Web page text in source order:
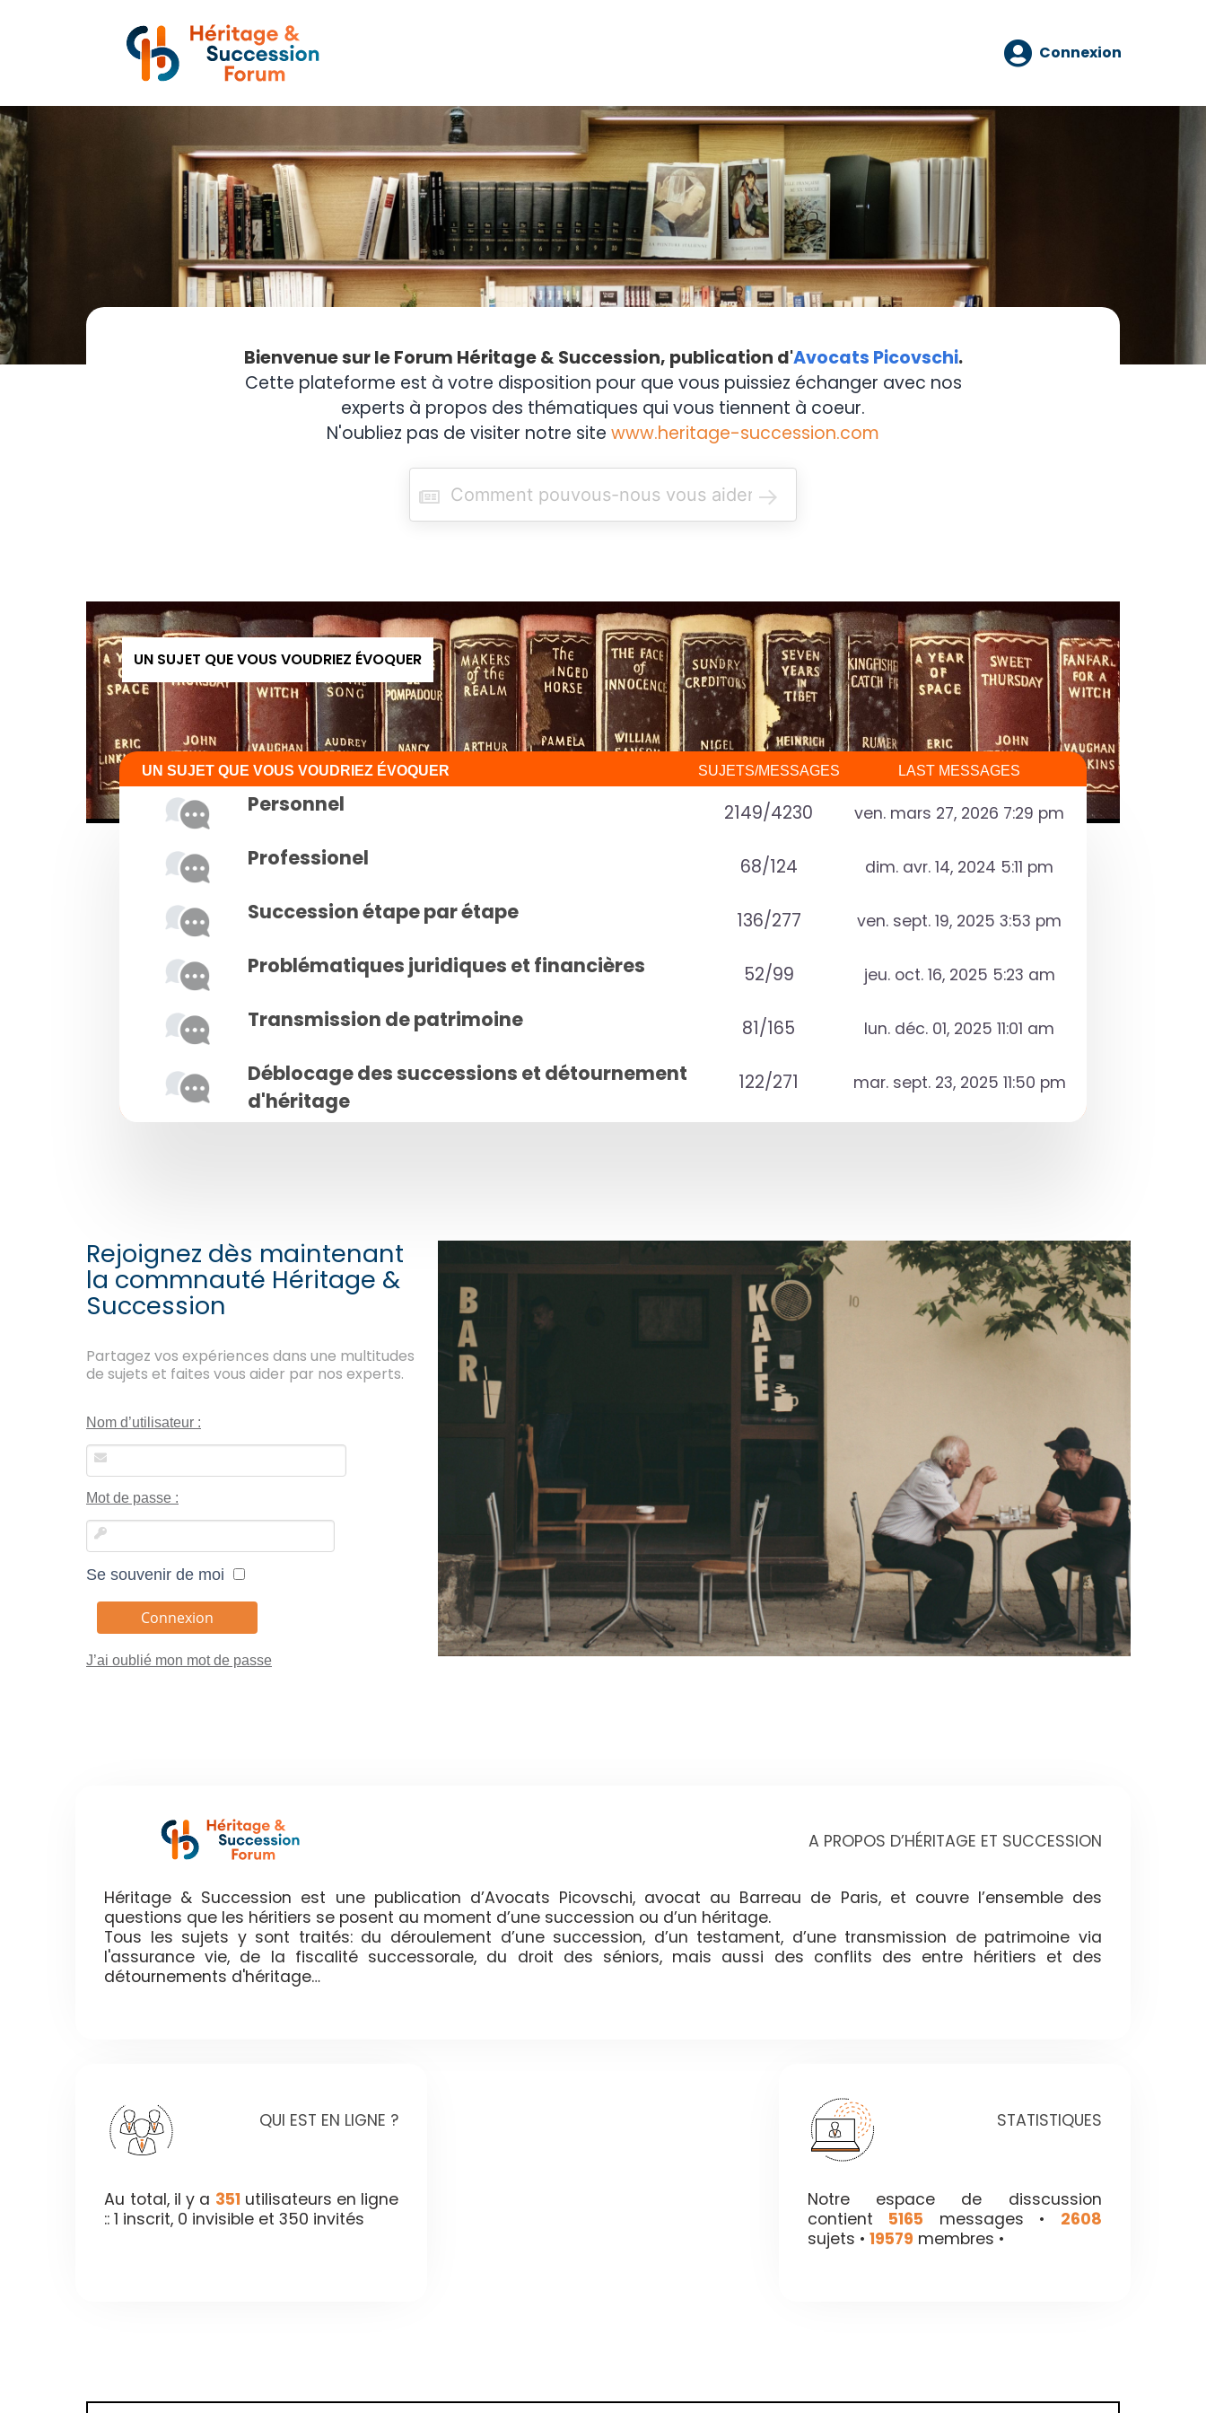
Connexion
Bienvenue sur le Forum Héritage & Succession, publication d'Avocats Picovschi.
Cette plateforme est à votre disposition pour que vous puissiez échanger avec nos
experts à propos des thématiques qui vous tiennent à coeur.
N'oubliez pas de visiter notre site www.heritage-succession.com
R
c
h
e
r
UN SUJET QUE VOUS VOUDRIEZ ÉVOQUER
UN SUJET QUE VOUS VOUDRIEZ ÉVOQUER SUJETS/MESSAGES LAST MESSAGES
Personnel 2149/4230 ven. mars 27, 2026 7:29 pm
Professionel 68/124 dim. avr. 14, 2024 5:11 pm
Succession étape par étape 136/277 ven. sept. 19, 2025 3:53 pm
Problématiques juridiques et financières 52/99 jeu. oct. 16, 2025 5:23 am
Transmission de patrimoine 81/165 lun. déc. 01, 2025 11:01 am
Déblocage des successions et détournement
d'héritage
122/271 mar. sept. 23, 2025 11:50 pm
Rejoignez dès maintenant
la commnauté Héritage &
Succession
Partagez vos expériences dans une multitudes
de sujets et faites vous aider par nos experts.
Nom d’utilisateur :
Mot de passe :
Se souvenir de moi
J’ai oublié mon mot de passe
A PROPOS D’HÉRITAGE ET SUCCESSION
Héritage & Succession est une publication d’Avocats Picovschi, avocat au Barreau de Paris, et couvre l’ensemble des
questions que les héritiers se posent au moment d’une succession ou d’un héritage.
Tous les sujets y sont traités: du déroulement d’une succession, d’un testament, d’une transmission de patrimoine via
l'assurance vie, de la fiscalité successorale, du droit des séniors, mais aussi des conflits des entre héritiers et des
détournements d'héritage…
QUI EST EN LIGNE ?
Au total, il y a 351 utilisateurs en ligne
:: 1 inscrit, 0 invisible et 350 invités
STATISTIQUES
Notre espace de disscussion
contient 5165 messages • 2608
sujets • 19579 membres •